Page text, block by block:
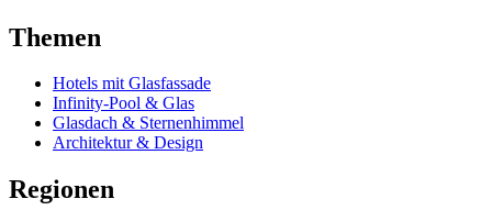
Themen
Hotels mit Glasfassade
Infinity-Pool & Glas
Glasdach & Sternenhimmel
Architektur & Design
Regionen